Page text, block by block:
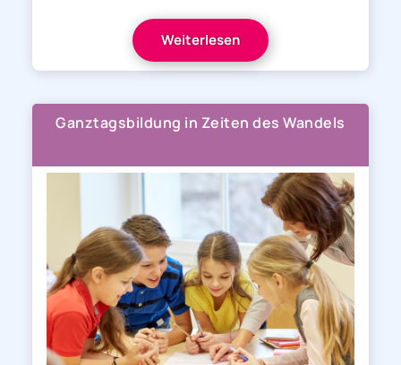
Weiterlesen
Ganztagsbildung in Zeiten des Wandels